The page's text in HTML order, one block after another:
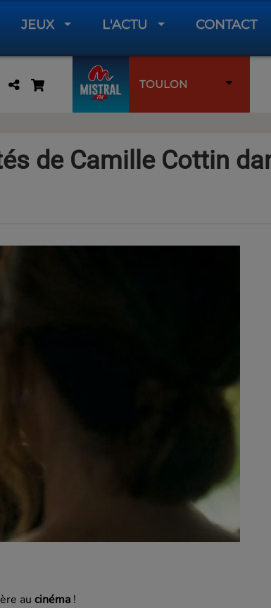
JEUX L'ACTU CONTACT
TOULON
de Camille Cottin
au cinéma !